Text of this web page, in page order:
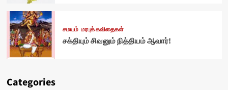
சமயம் மரபுக் கவிதைகள்
சக்தியும் சிவனும் நித்தியம் ஆவார்!
Categories